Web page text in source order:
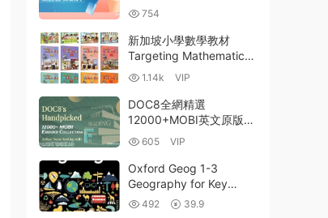
高二高三重點難點+高考
地理一輪二輪沖刺 百度雲
網盤下載
754
新加坡小學數學教材
Targeting Mathematics
全套資源2025版 PDF教
材+作業+練習冊 新增畫
圖解題教輔+解題思路教
輔+配套視頻
1.14k VIP
DOC8全網精選
12000+MOBI英文原版電
子書庫（作者名以字母F
開始 F. G. Cottam to
Fyodor Dostoyevsky,
Henry） 百度雲網盤下載
605 VIP
Oxford Geog 1-3
Geography for Key
Stage 3 深度解析+PDF
492 39.9